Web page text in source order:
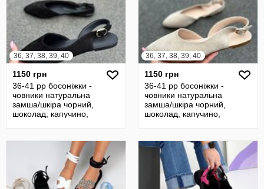
36, 37, 38, 39, 40
1150 грн
36-41 рр босоніжки -
човники натуральна
замша/шкіра чорний,
шоколад, капучино,
36, 37, 38, 39, 40
1150 грн
36-41 рр босоніжки -
човники натуральна
замша/шкіра чорний,
шоколад, капучино,